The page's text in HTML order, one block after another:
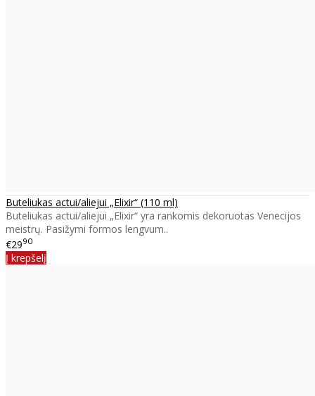
Buteliukas actui/aliejui „Elixir“ (110 ml)
Buteliukas actui/aliejui „Elixir“ yra rankomis dekoruotas Venecijos
meistrų. Pasižymi formos lengvum..
€2990
Į krepšelį